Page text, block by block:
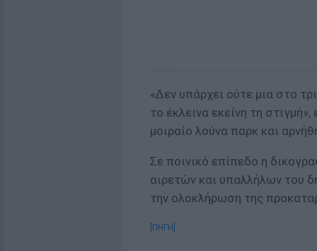
«Δεν υπάρχει ούτε μια στο
το έκλεινα εκείνη τη
μοιραίο λούνα παρκ και
Σε ποινικό επίπεδο η
αιρετών και υπαλλήλων του
την ολοκλήρωση της
[ΠΗΓΗ]